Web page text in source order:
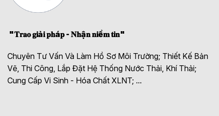
"𝐓𝐫𝐚𝐨 𝐠𝐢ả𝐢 𝐩𝐡á𝐩 - 𝐍𝐡ậ𝐧 𝐧𝐢ề𝐦 𝐭𝐢𝐧"
Chuyên Tư Vấn Và Làm Hồ Sơ Môi Trường; Thiết Kế Bản
Vẽ, Thi Công, Lắp Đặt Hệ Thống Nước Thải, Khí Thải;
Cung Cấp Vi Sinh - Hóa Chất XLNT; ...